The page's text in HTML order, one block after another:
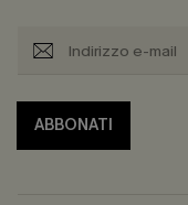
ABBONATI